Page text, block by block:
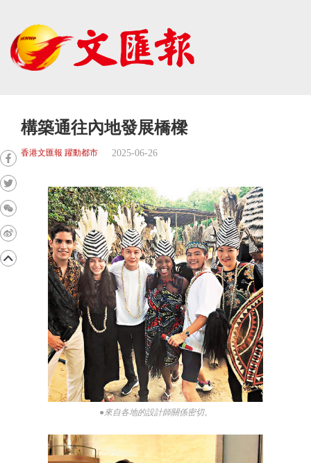
構築通往內地發展橋樑
香港文匯報 躍動都市 2025-06-26
●來自各地的設計師關係密切。